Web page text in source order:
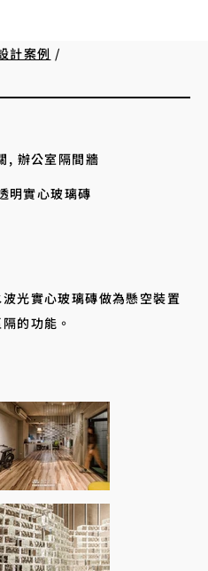
計案例 /
光實心玻璃磚做為懸空裝置
的功能。
, 辦公室隔間牆
明實心玻璃磚